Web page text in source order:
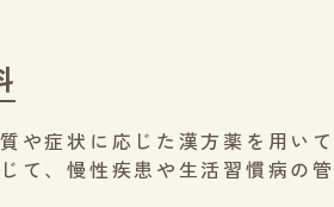
や症状に応じた漢方薬を用い
て、慢性疾患や生活習慣病の